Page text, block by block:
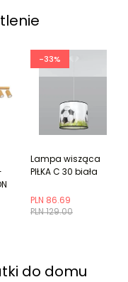
-33%
PLN 129.00
PLN 86.69
Lampa wisząca
PIŁKA C 30 biała
do domu